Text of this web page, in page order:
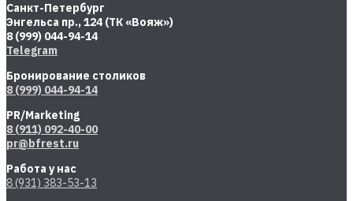
Санкт-Петербург
Энгельса пр., 124 (ТК «Вояж»)
8 (999) 044-94-14
Telegram
Бронирование столиков
8 (999) 044-94-14
PR/Marketing
8 (911) 092-40-00
pr@bfrest.ru
Работа у нас
8 (931) 383-53-13